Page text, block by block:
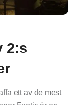
2:s
ett av de mest